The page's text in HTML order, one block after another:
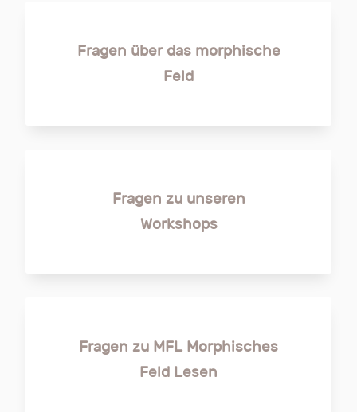
Fragen über das morphische
Feld
Fragen zu unseren
Workshops
Fragen zu MFL Morphisches
Feld Lesen